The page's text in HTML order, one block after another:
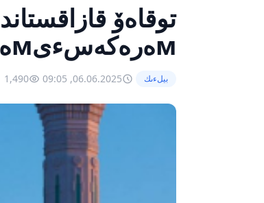
توقاەۆ
мەرەكەسءىмەن قۇتتىقتادى
بيلءىك 06.06.2025, 09:05
1,490